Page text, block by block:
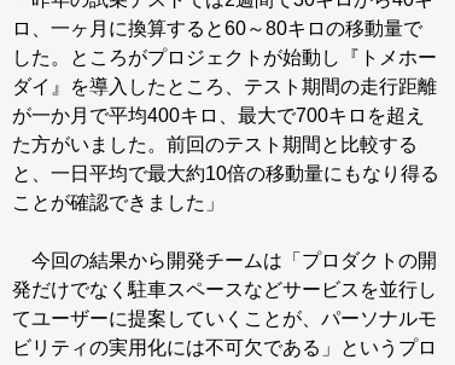
ロ、一ヶ月に換算すると60～80キロの移動量で
した。ところがプロジェクトが始動し『トメホー
ダイ』を導入したところ、テスト期間の走行距離
が一か月で平均400キロ、最大で700キロを超え
た方がいました。前回のテスト期間と比較する
と、一日平均で最大約10倍の移動量にもなり得る
ことが確認できました」
今回の結果から開発チームは「プロダクトの開
発だけでなく駐車スペースなどサービスを並行し
てユーザーに提案していくことが、パーソナルモ
ビリティの実用化には不可欠である」というプロ